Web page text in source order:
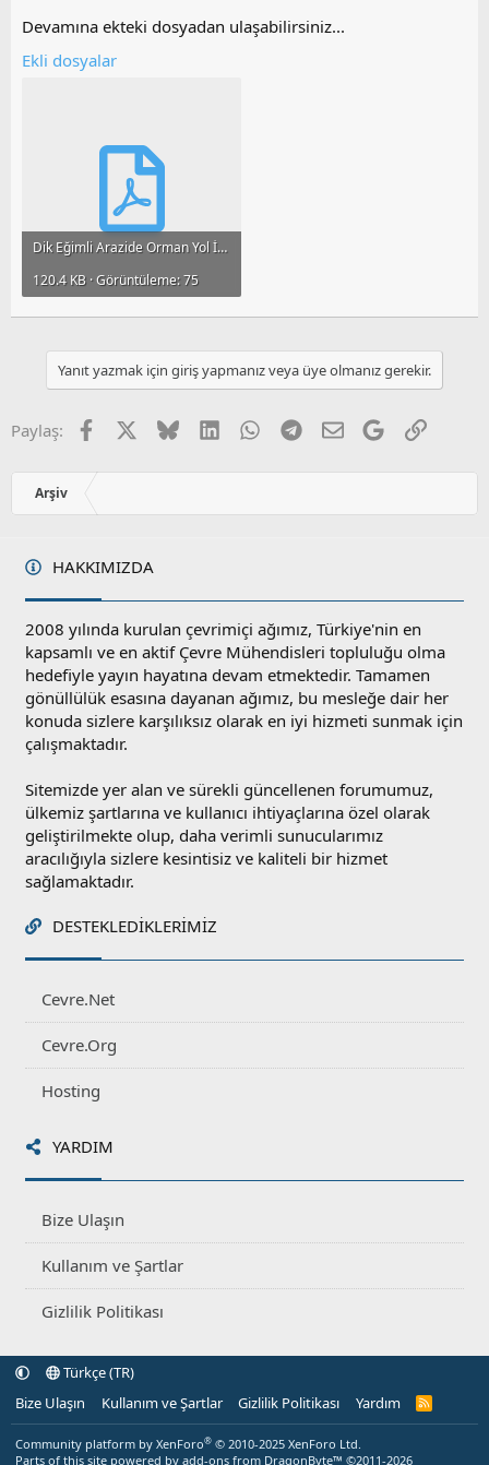
Devamına ekteki dosyadan ulaşabilirsiniz...
Ekli dosyalar
Dik Eğimli Arazide Orman Yol İnşaatının Çevresel Etkileri.pdf
120.4 KB · Görüntüleme: 75
Yanıt yazmak için giriş yapmanız veya üye olmanız gerekir.
Paylaş: Facebook BlueskyLinkedInWhatsApp
Telegram
E-postaGoogleLink
Arşiv
HAKKIMIZDA
2008 yılında kurulan çevrimiçi ağımız, Türkiye'nin en
kapsamlı ve en aktif Çevre Mühendisleri topluluğu olma
hedefiyle yayın hayatına devam etmektedir. Tamamen
gönüllülük esasına dayanan ağımız, bu mesleğe dair her
konuda sizlere karşılıksız olarak en iyi hizmeti sunmak için
çalışmaktadır.
Sitemizde yer alan ve sürekli güncellenen forumumuz,
ülkemiz şartlarına ve kullanıcı ihtiyaçlarına özel olarak
geliştirilmekte olup, daha verimli sunucularımız
aracılığıyla sizlere kesintisiz ve kaliteli bir hizmet
sağlamaktadır.
DESTEKLEDIKLERIMIZ
Cevre.Net
Cevre.Org
Hosting
YARDIM
Bize Ulaşın
Kullanım ve Şartlar
Gizlilik Politikası
Türkçe (TR)
Bize Ulaşın
Kullanım ve Şartlar Gizlilik Politikası Yardım
R
Community platform by XenForo® © 2010-2025 XenForo Ltd.
Parts of this site powered by add-ons from DragonByte™ ©2011-2026